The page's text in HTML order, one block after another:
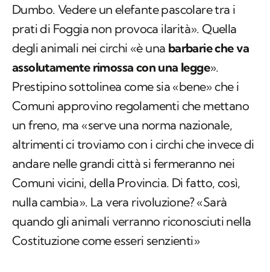
Dumbo. Vedere un elefante pascolare tra i
prati di Foggia non provoca ilarità». Quella
degli animali nei circhi «è una barbarie che va
assolutamente rimossa con una legge».
Prestipino sottolinea come sia «bene» che i
Comuni approvino regolamenti che mettano
un freno, ma «serve una norma nazionale,
altrimenti ci troviamo con i circhi che invece di
andare nelle grandi città si fermeranno nei
Comuni vicini, della Provincia. Di fatto, così,
nulla cambia». La vera rivoluzione? «Sarà
quando gli animali verranno riconosciuti nella
Costituzione come esseri senzienti»